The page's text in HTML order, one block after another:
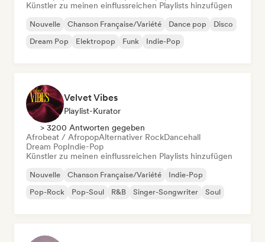
Künstler zu meinen einflussreichen Playlists hinzufügen
Nouvelle Chanson Française/Variété Dance pop
Disco
Dream Pop
Elektropop Funk Indie-Pop
Velvet Vibes
Playlist-Kurator
> 3200 Antworten gegeben
Afrobeat / AfropopAlternativer RockDancehall
Dream PopIndie-Pop
Künstler zu meinen einflussreichen Playlists hinzufügen
Nouvelle Chanson Française/Variété
Indie-Pop
Pop-Rock
Pop-Soul R&B Singer-Songwriter Soul